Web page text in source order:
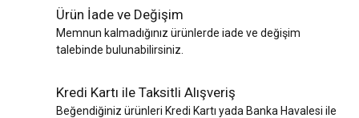
Ürün İade ve Değişim
Memnun kalmadığınız ürünlerde iade ve değişim
talebinde bulunabilirsiniz.
Kredi Kartı ile Taksitli Alışveriş
Beğendiğiniz ürünleri Kredi Kartı yada Banka Havalesi ile